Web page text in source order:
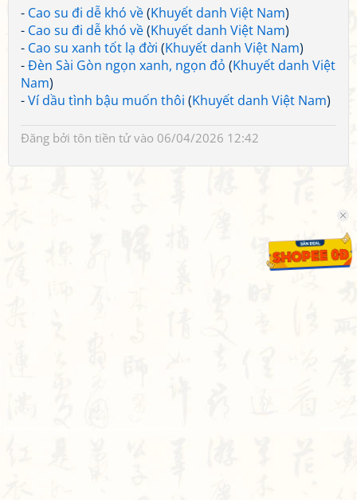
- Cao su đi dễ khó về(Khuyết danh Việt Nam)
- Cao su đi dễ khó về(Khuyết danh Việt Nam)
- Cao su xanh tốt lạ đời (Khuyết danh Việt Nam)
-Đèn Sài Gòn ngọn xanh, ngọn đỏ (Khuyết danh Việt
Nam)
-Ví dầu tình bậu muốn thôi (Khuyết danh Việt Nam)
Đăng bởi tôn tiền tửvào 06/04/2026 12:42